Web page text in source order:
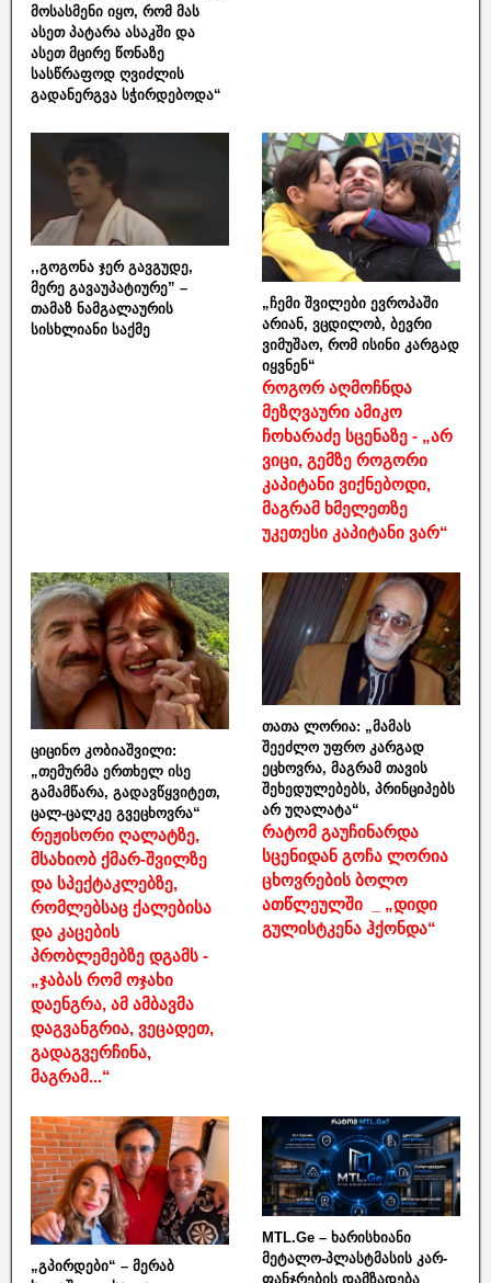
მოსასმენი იყო, რომ მას
ასეთ პატარა ასაკში და
ასეთ მცირე წონაზე
სასწრაფოდ ღვიძლის
გადანერგვა სჭირდებოდა“
,,გოგონა ჯერ გავგუდე,
მერე გავაუპატიურე” –
თამაზ ნამგალაურის
სისხლიანი საქმე
„ჩემი შვილები ევროპაში
არიან, ვცდილობ, ბევრი
ვიმუშაო, რომ ისინი კარგად
იყვნენ“
როგორ აღმოჩნდა
მეზღვაური ამიკო
ჩოხარაძე სცენაზე - „არ
ვიცი, გემზე როგორი
კაპიტანი ვიქნებოდი,
მაგრამ ხმელეთზე
უკეთესი კაპიტანი ვარ“
ციცინო კობიაშვილი:
„თემურმა ერთხელ ისე
გამამწარა, გადავწყვიტეთ,
ცალ-ცალკე გვეცხოვრა“
რეჟისორი ღალატზე,
მსახიობ ქმარ-შვილზე
და სპექტაკლებზე,
რომლებსაც ქალებისა
და კაცების
პრობლემებზე დგამს -
„ჯაბას რომ ოჯახი
დაენგრა, ამ ამბავმა
დაგვანგრია, ვეცადეთ,
გადაგვერჩინა,
მაგრამ...“
თათა ლორია: „მამას
შეეძლო უფრო კარგად
ეცხოვრა, მაგრამ თავის
შეხედულებებს, პრინციპებს
არ უღალატა“
რატომ გაუჩინარდა
სცენიდან გოჩა ლორია
ცხოვრების ბოლო
ათწლეულში _ „დიდი
გულისტკენა ჰქონდა“
„გპირდები“ – მერაბ
MTL.Ge – ხარისხიანი
მეტალო-პლასტმასის კარ-
ფანჯრების დამზადება